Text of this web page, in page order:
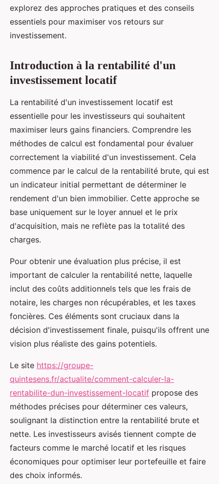
explorez des approches pratiques et des conseils
essentiels pour maximiser vos retours sur
investissement.
Introduction à la rentabilité d'un
investissement locatif
La rentabilité d'un investissement locatif est
essentielle pour les investisseurs qui souhaitent
maximiser leurs gains financiers. Comprendre les
méthodes de calcul est fondamental pour évaluer
correctement la viabilité d'un investissement. Cela
commence par le calcul de la rentabilité brute, qui est
un indicateur initial permettant de déterminer le
rendement d'un bien immobilier. Cette approche se
base uniquement sur le loyer annuel et le prix
d'acquisition, mais ne reflète pas la totalité des
charges.
Pour obtenir une évaluation plus précise, il est
important de calculer la rentabilité nette, laquelle
inclut des coûts additionnels tels que les frais de
notaire, les charges non récupérables, et les taxes
foncières. Ces éléments sont cruciaux dans la
décision d'investissement finale, puisqu'ils offrent une
vision plus réaliste des gains potentiels.
Le site https://groupe-
quintesens.fr/actualite/comment-calculer-la-
rentabilite-dun-investissement-locatif propose des
méthodes précises pour déterminer ces valeurs,
soulignant la distinction entre la rentabilité brute et
nette. Les investisseurs avisés tiennent compte de
facteurs comme le marché locatif et les risques
économiques pour optimiser leur portefeuille et faire
des choix informés.